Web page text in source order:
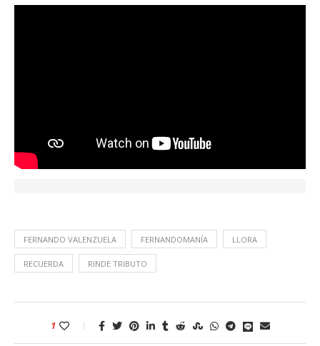
FERNANDO VALENZUELA FERNANDOMANÍA LLORA
RECUERDA RINDE TRIBUTO
1